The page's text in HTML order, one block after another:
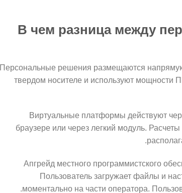
В чем разница между
Персональные решения размещаются
твердом носителе и используют мощности
Виртуальные платформы действуют
браузере или через легкий модуль.
Апгрейд местного программистского
Пользователь загружает файлы и
моментально на части оператора.